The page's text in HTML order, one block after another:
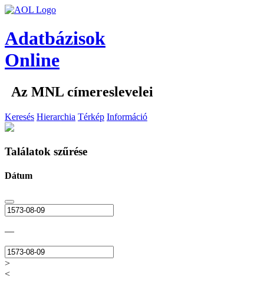
Adatbázisok
Online
Az MNL címereslevelei
Keresés Hierarchia Térkép Információ
Találatok szűrése
Dátum
—
>
<